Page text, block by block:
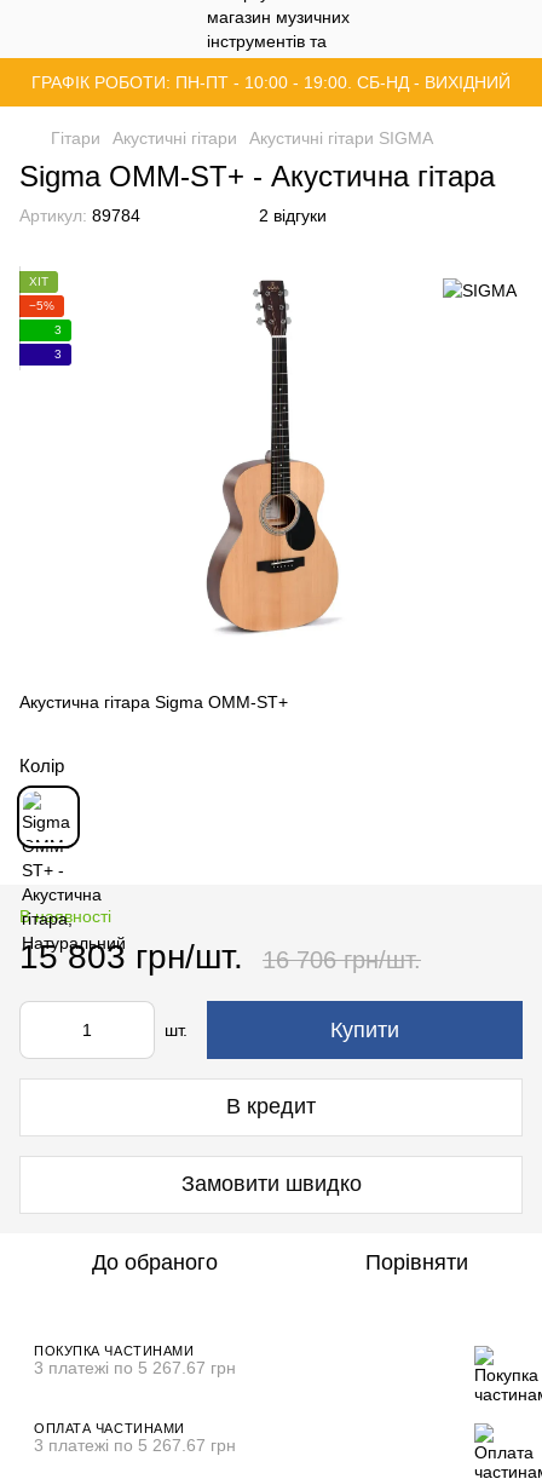
ГРАФІК РОБОТИ: ПН-ПТ - 10:00 - 19:00. СБ-НД - ВИХІДНИЙ
Гітари Акустичні гітари Акустичні гітари SIGMA
Sigma OMM-ST+ - Акустична гітара
Артикул: 89784 2 відгуки
ХІТ
−5%
3
3
Акустична гітара Sigma OMM-ST+
Колір
В наявності
15 803 грн/шт. 16 706 грн/шт.
шт. Купити
В кредит
Замовити швидко
До обраного Порівняти
ПОКУПКА ЧАСТИНАМИ
3 платежі по 5 267.67 грн
ОПЛАТА ЧАСТИНАМИ
3 платежі по 5 267.67 грн